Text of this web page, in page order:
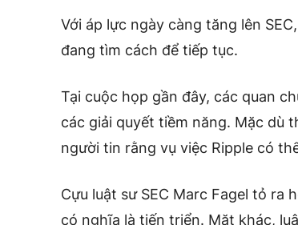
Với áp lực ngày càng tăng lên
đang tìm cách để tiếp tục.
Tại cuộc họp gần đây, các quan
các giải quyết tiềm năng. Mặc dù
người tin rằng vụ việc Ripple có
Cựu luật sư SEC Marc Fagel tỏ
có nghĩa là tiến triển. Mặt khác,